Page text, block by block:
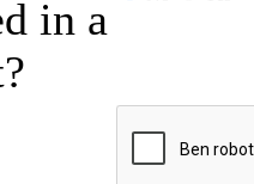
in a